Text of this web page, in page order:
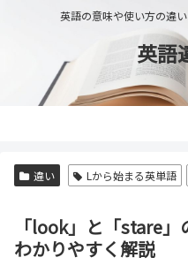
英語の意味や使い方の違
英語
違い Lから始まる英単語
「look」と「stare
わかりやすく解説